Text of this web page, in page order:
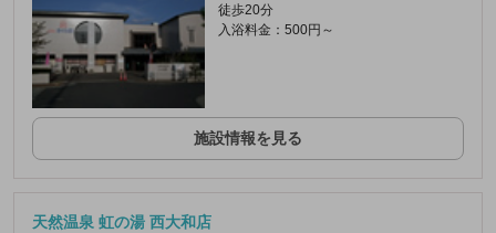
徒歩20分
入浴料金：500円～
施設情報を見る
天然温泉 虹の湯 西大和店